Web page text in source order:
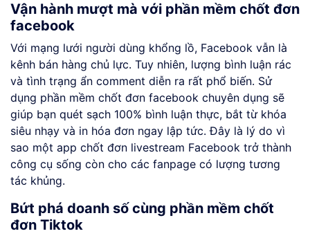
Vận hành mượt mà với phần mềm chốt đơn
facebook
Với mạng lưới người dùng khổng lồ, Facebook vẫn là
kênh bán hàng chủ lực. Tuy nhiên, lượng bình luận rác
và tình trạng ẩn comment diễn ra rất phổ biến. Sử
dụng phần mềm chốt đơn facebook chuyên dụng sẽ
giúp bạn quét sạch 100% bình luận thực, bắt từ khóa
siêu nhạy và in hóa đơn ngay lập tức. Đây là lý do vì
sao một app chốt đơn livestream Facebook trở thành
công cụ sống còn cho các fanpage có lượng tương
tác khủng.
Bứt phá doanh số cùng phần mềm chốt
đơn Tiktok